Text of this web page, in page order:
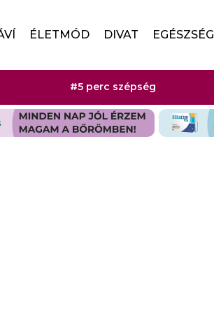
ÉLETMÓD DIVAT EGÉSZSÉG
#5 perc szépség